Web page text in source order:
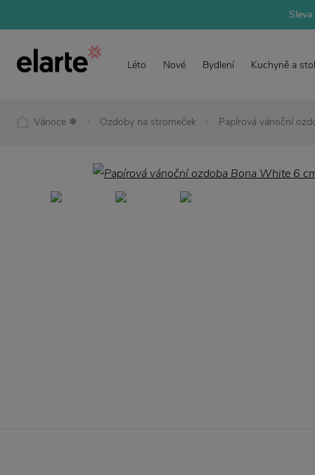
Léto Nové Bydlení Kuchyně a
Vánoce ❄ Ozdoby na stromeček Papírová vánoční